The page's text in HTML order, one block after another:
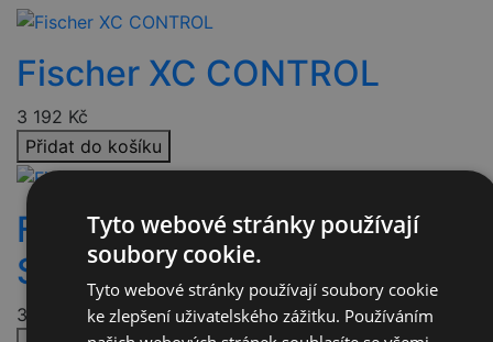
Fischer XC CONTROL
3 192 Kč
Přidat do košíku
Fischer XC CONTROL My
Style
3 192
Tyto webové stránky používají
soubory cookie.
Tyto webové stránky používají soubory cookie
ke zlepšení uživatelského zážitku. Používáním